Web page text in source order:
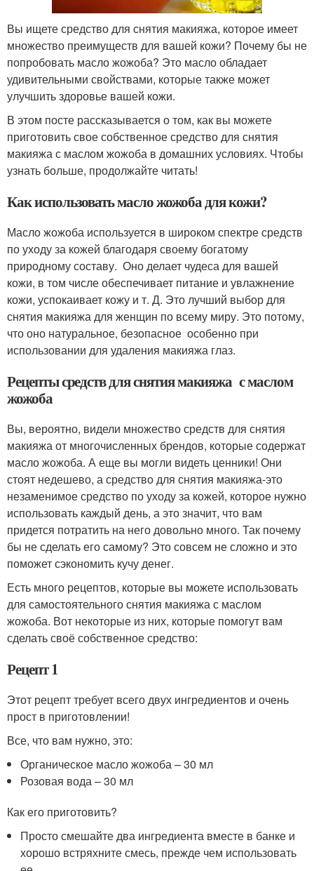
Вы ищете средство для снятия макияжа, которое имеет
множество преимуществ для вашей кожи? Почему бы не
попробовать масло жожоба? Это масло обладает
удивительными свойствами, которые также может
улучшить здоровье вашей кожи.
В этом посте рассказывается о том, как вы можете
приготовить свое собственное средство для снятия
макияжа с маслом жожоба в домашних условиях. Чтобы
узнать больше, продолжайте читать!
Как использовать масло жожоба для кожи?
Масло жожоба используется в широком спектре средств
по уходу за кожей благодаря своему богатому
природному составу. Оно делает чудеса для вашей
кожи, в том числе обеспечивает питание и увлажнение
кожи, успокаивает кожу и т. Д. Это лучший выбор для
снятия макияжа для женщин по всему миру. Это потому,
что оно натуральное, безопасное особенно при
использовании для удаления макияжа глаз.
Рецепты средств для снятия макияжа с маслом
жожоба
Вы, вероятно, видели множество средств для снятия
макияжа от многочисленных брендов, которые содержат
масло жожоба. А еще вы могли видеть ценники! Они
стоят недешево, а средство для снятия макияжа-это
незаменимое средство по уходу за кожей, которое нужно
использовать каждый день, а это значит, что вам
придется потратить на него довольно много. Так почему
бы не сделать его самому? Это совсем не сложно и это
поможет сэкономить кучу денег.
Есть много рецептов, которые вы можете использовать
для самостоятельного снятия макияжа с маслом
жожоба. Вот некоторые из них, которые помогут вам
сделать своё собственное средство:
Рецепт 1
Этот рецепт требует всего двух ингредиентов и очень
прост в приготовлении!
Все, что вам нужно, это:
Органическое масло жожоба – 30 мл
Розовая вода – 30 мл
Как его приготовить?
Просто смешайте два ингредиента вместе в банке и
хорошо встряхните смесь, прежде чем использовать